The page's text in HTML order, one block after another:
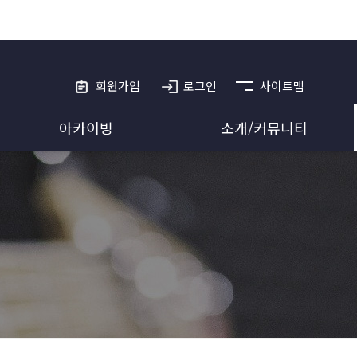
회원가입 로그인 사이트맵
아카이빙 소개/커뮤니티